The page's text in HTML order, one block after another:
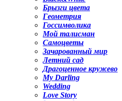
Брызги цвета
Геометрия
Госсимволика
Мой талисман
Самоцветы
Зачарованный мир
Летний сад
Драгоценное кружево
My Darling
Wedding
Love Story